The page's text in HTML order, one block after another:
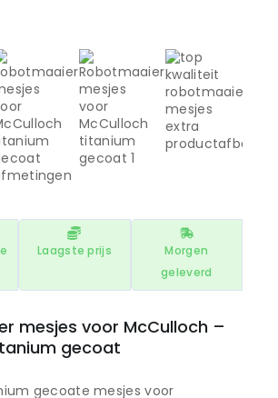
Laagste prijs
Morgen
geleverd
mesjes voor McCulloch –
gecoat
gecoate mesjes voor